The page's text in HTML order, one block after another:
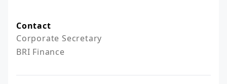
Contact
Corporate Secretary
BRI Finance